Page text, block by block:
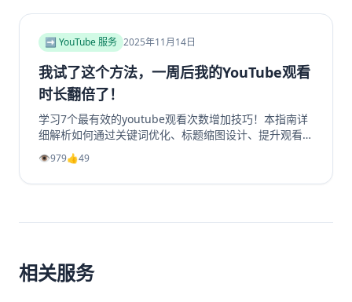
得更多Instagram帖子点赞，这篇超过2000字的终极指
南都将为你指明方向，让你的Ins故事从无人问津变为流
量磁石。
➡️ YouTube 服务 2025年11月14日
我试了这个方法，一周后我的YouTube观看
时长翻倍了！
学习7个最有效的youtube观看次数增加技巧！本指南详
细解析如何通过关键词优化、标题缩图设计、提升观看时
长、利用Shorts引流及社群运营等策略，系统性地提升
你的YouTube视频播放量、YouTube订阅和YouTube观
看时长。无论新手或老手，都能通过这些实战方法让频道
👁️979👍49
相关服务